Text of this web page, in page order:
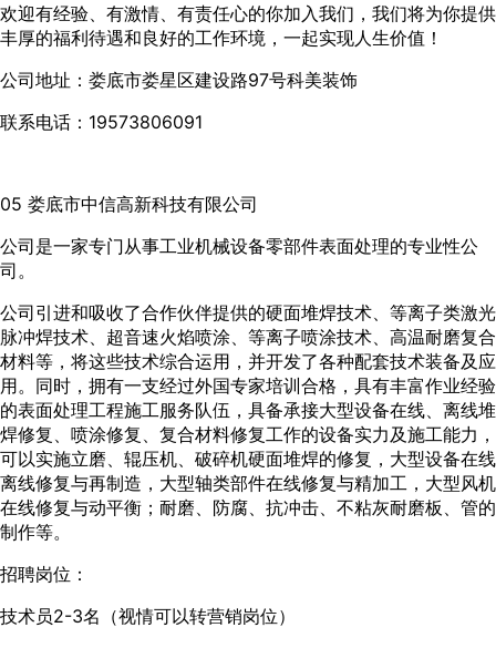
欢迎有经验、有激情、有责任心的你加入我们，我们将为你提供
丰厚的福利待遇和良好的工作环境，一起实现人生价值！
公司地址：娄底市娄星区建设路97号科美装饰
联系电话：19573806091
05 娄底市中信高新科技有限公司
公司是一家专门从事工业机械设备零部件表面处理的专业性公
司。
公司引进和吸收了合作伙伴提供的硬面堆焊技术、等离子类激光
脉冲焊技术、超音速火焰喷涂、等离子喷涂技术、高温耐磨复合
材料等，将这些技术综合运用，并开发了各种配套技术装备及应
用。同时，拥有一支经过外国专家培训合格，具有丰富作业经验
的表面处理工程施工服务队伍，具备承接大型设备在线、离线堆
焊修复、喷涂修复、复合材料修复工作的设备实力及施工能力，
可以实施立磨、辊压机、破碎机硬面堆焊的修复，大型设备在线
离线修复与再制造，大型轴类部件在线修复与精加工，大型风机
在线修复与动平衡；耐磨、防腐、抗冲击、不粘灰耐磨板、管的
制作等。
招聘岗位：
技术员2-3名（视情可以转营销岗位）